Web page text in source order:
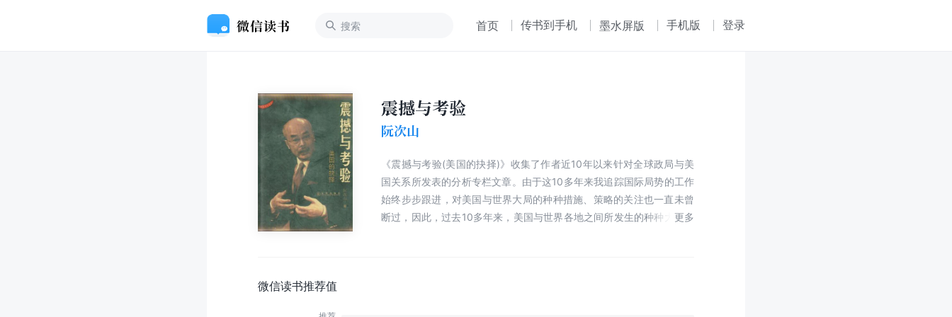
首页 传书到手机 墨水屏版 手机版 登录
震撼与考验
阮次山
《震撼与考验(美国的抉择)》收集了作者近10年以来针对全球政局与美
国关系所发表的分析专栏文章。由于这10多年来我追踪国际局势的工作
始终步步跟进，对美国与世界大局的种种措施、策略的关注也一直未曾
断过，因此，过去10多年来，美国与世界各地之间所发生的种种大事，
微信读书推荐值